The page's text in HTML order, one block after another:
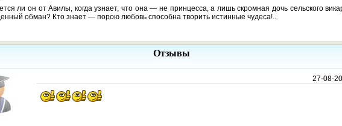
ли он от Авилы, когда узнает, что она — не принцесса, а лишь скромная дочь сельского
обман? Кто знает — порою любовь способна творить истинные чудеса!..
Отзывы
27-08-